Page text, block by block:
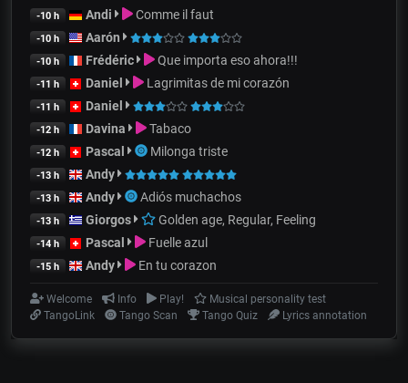
-10 h Andi Comme il faut
-10 h Aarón
-10 h Frédéric Que importa eso ahora!!!
-11 h Daniel Lagrimitas de mi corazón
-11 h Daniel
-12 h Davina Tabaco
-12 h Pascal Milonga triste
-13 h Andy
-13 h Andy Adiós muchachos
-13 h Giorgos Golden age, Regular, Feeling
-14 h Pascal Fuelle azul
-15 h Andy En tu corazon
Welcome Info Play!
Musical personality test
TangoLink
Tango Scan Tango Quiz Lyrics annotation